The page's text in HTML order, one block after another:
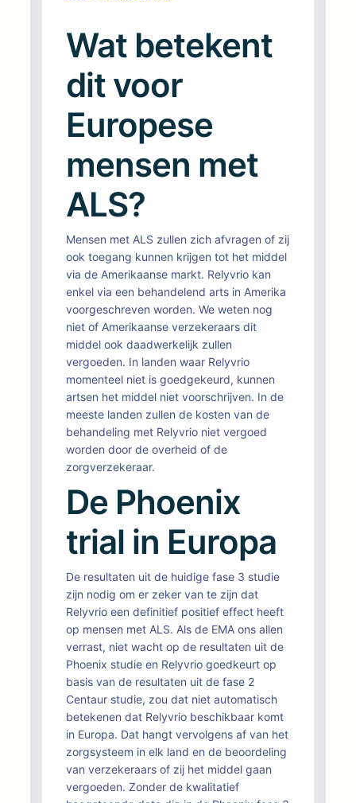
Wat betekent
dit voor
Europese
mensen met
ALS?
Mensen met ALS zullen zich afvragen of zij
ook toegang kunnen krijgen tot het middel
via de Amerikaanse markt. Relyvrio kan
enkel via een behandelend arts in Amerika
voorgeschreven worden. We weten nog
niet of Amerikaanse verzekeraars dit
middel ook daadwerkelijk zullen
vergoeden. In landen waar Relyvrio
momenteel niet is goedgekeurd, kunnen
artsen het middel niet voorschrijven. In de
meeste landen zullen de kosten van de
behandeling met Relyvrio niet vergoed
worden door de overheid of de
zorgverzekeraar.
De Phoenix
trial in Europa
De resultaten uit de huidige fase 3 studie
zijn nodig om er zeker van te zijn dat
Relyvrio een definitief positief effect heeft
op mensen met ALS. Als de EMA ons allen
verrast, niet wacht op de resultaten uit de
Phoenix studie en Relyvrio goedkeurt op
basis van de resultaten uit de fase 2
Centaur studie, zou dat niet automatisch
betekenen dat Relyvrio beschikbaar komt
in Europa. Dat hangt vervolgens af van het
zorgsysteem in elk land en de beoordeling
van verzekeraars of zij het middel gaan
vergoeden. Zonder de kwalitatief